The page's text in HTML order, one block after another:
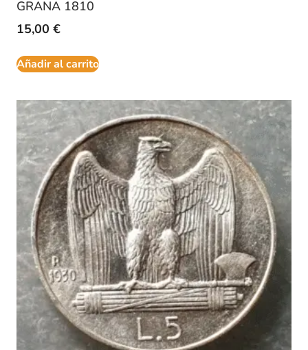
GRANA 1810
15,00 €
Añadir al carrito